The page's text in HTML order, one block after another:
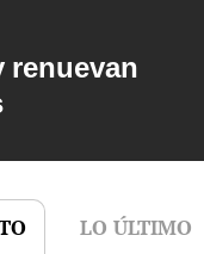
renuevan
LO ÚLTIMO